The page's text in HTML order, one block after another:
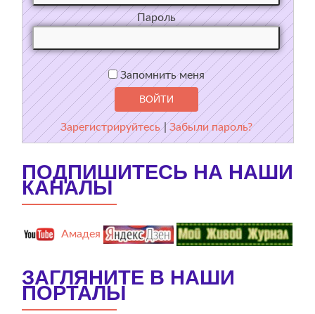
Пароль
Запомнить меня
Зарегистрируйтесь |Забыли пароль?
ПОДПИШИТЕСЬ НА НАШИ
КАНАЛЫ
Амадея
ЗАГЛЯНИТЕ В НАШИ
ПОРТАЛЫ